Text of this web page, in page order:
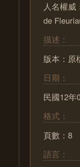
人名權威
de
描述：
版本：原
日期：
民國12年
格式：
頁數：8
語言：